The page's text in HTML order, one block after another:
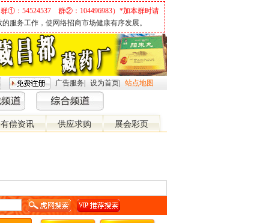
①：54524537 群②：104496983）*加本群时请
服务工作，使网络招商市场健康有序发展。
广告服务| 设为首页| 站点地图
有偿资讯 供应求购 展会彩页